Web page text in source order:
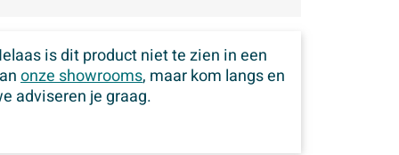
is dit product niet te zien in een
onze showrooms, maar kom langs en
adviseren je graag.